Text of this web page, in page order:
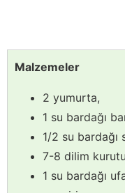
Malzemeler
2 yumurta,
1 su bardağı
1/2 su bardağı
7-8 dilim
1 su bardağı